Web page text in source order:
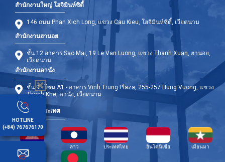
สำนักงานใหญ่ โฮจิมินห์ซิตี้
146 ถนน Phan Xich Long, แขวง Cau Kieu, โฮจิมินห์ซิตี้, เวียดนาม
สำนักงานฮานอย
ชั้น 12 อาคาร Sao Mai, 19 Le Van Luong, แขวง Thanh Xuan, ฮานอย,
เวียดนาม
สำนักงานดานัง
ชั้น 9 - โซน A1 - อาคาร Vinh Trung Plaza, 255-257 Hung Vuong, แขวง
Thanh Khe, ดานัง, เวียดนาม
สาขาต่างประเทศ
ลาว ประเทศไทย อินโดนีเซีย เมียนมา
HOTLINE
(+84) 767676170